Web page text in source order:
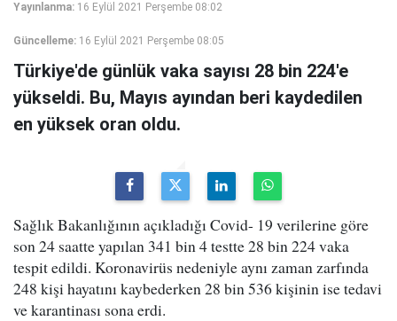
Yayınlanma: 16 Eylül 2021 Perşembe 08:02
Güncelleme: 16 Eylül 2021 Perşembe 08:05
Türkiye'de günlük vaka sayısı 28 bin 224'e
yükseldi. Bu, Mayıs ayından beri kaydedilen
en yüksek oran oldu.
Sağlık Bakanlığının açıkladığı Covid- 19 verilerine göre
son 24 saatte yapılan 341 bin 4 testte 28 bin 224 vaka
tespit edildi. Koronavirüs nedeniyle aynı zaman zarfında
248 kişi hayatını kaybederken 28 bin 536 kişinin ise tedavi
ve karantinası sona erdi.